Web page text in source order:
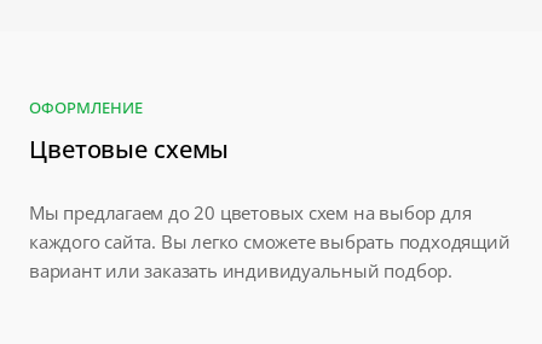
ОФОРМЛЕНИЕ
Цветовые схемы
Мы предлагаем до 20 цветовых схем на выбор для
каждого сайта. Вы легко сможете выбрать подходящий
вариант или заказать индивидуальный подбор.